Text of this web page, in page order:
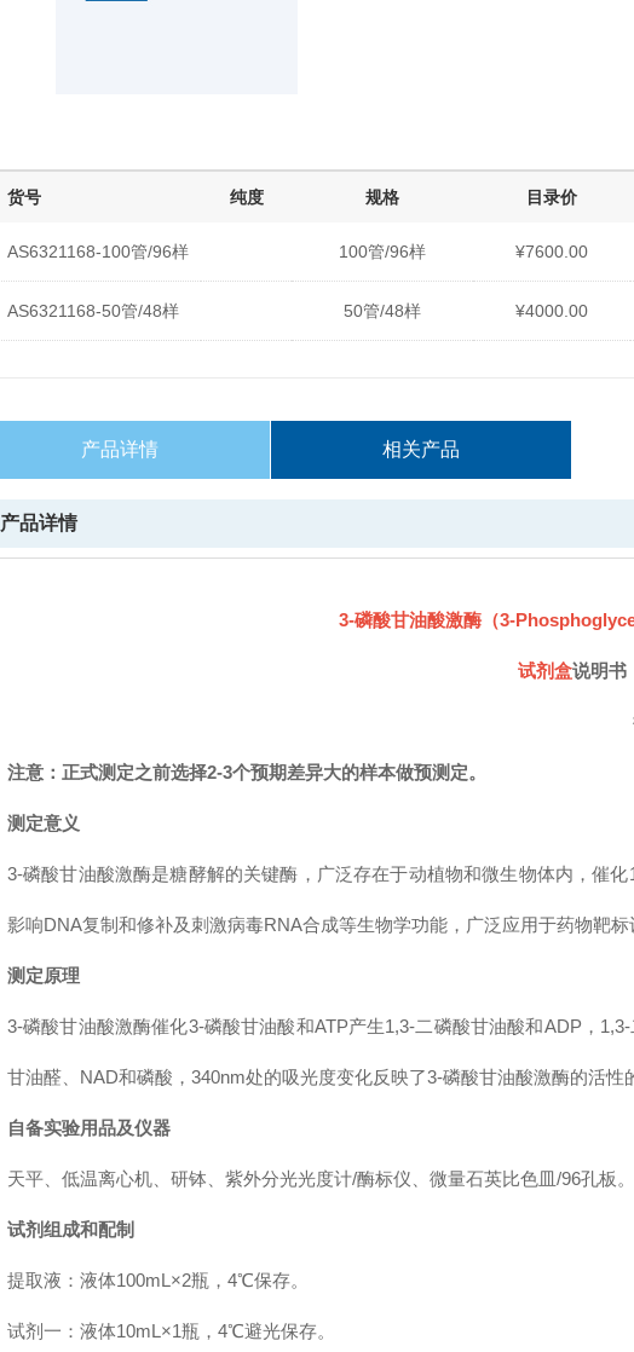
货号 纯度 规格 目录价
AS6321168-100管/96样 100管/96样 ¥7600.00
AS6321168-50管/48样 50管/48样 ¥4000.00
产品详情 相关产品
产品详情
3-磷酸甘油酸激酶（3-
试剂盒说明书
微量法
注意：正式测定之前选择2-3个预期差异大的样本做预测定。
测定意义
3-磷酸甘油酸激酶是糖酵解的关键酶，广泛存在于动植物和微生物体内，催
影响DNA复制和修补及刺激病毒RNA合成等生物学功能，广泛应用于药物靶标
测定原理
3-磷酸甘油酸激酶催化3-磷酸甘油酸和ATP产生1,3-二磷酸甘油酸和ADP，
甘油醛、NAD和磷酸，340nm处的吸光度变化反映了3-磷酸甘油酸激酶的活性
自备实验用品及仪器
天平、低温离心机、研钵、紫外分光光度计/酶标仪、微量石英比色皿/96孔板。
试剂组成和配制
提取液：液体100mL×2瓶，4℃保存。
试剂一：液体10mL×1瓶，4℃避光保存。